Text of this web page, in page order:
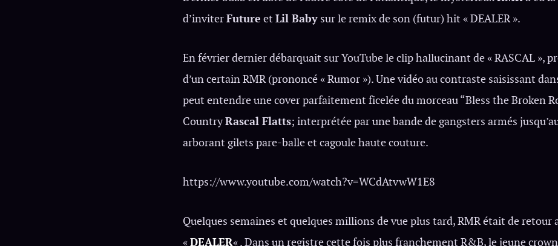
d’inviterFuture et Lil Baby sur le remix de son (futur) hit « DEALER ».
En février dernier débarquait sur YouTube le clip hallucinant de « RASCAL »,
d’un certain RMR (prononcé « Rumor »). Une vidéo au contraste saisissant
peut entendre une cover parfaitement ficelée du morceau “Bless the Broken
CountryRascal Flatts; interprétée par une bande de gangsters armés
arborant gilets pare-balle et cagoule haute couture.
https://www.youtube.com/watch?v=WCdAtvwW1E8
Quelques semaines et quelques millions de vue plus tard, RMR était de retour
«DEALER« . Dans un registre cette fois plus franchement R&B, le jeune